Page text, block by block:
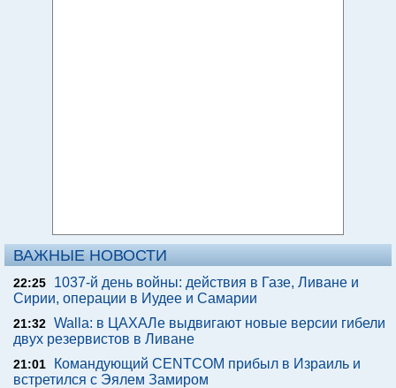
ВАЖНЫЕ НОВОСТИ
22:25
1037-й день войны: действия в Газе, Ливане и
Сирии, операции в Иудее и Самарии
21:32 Walla: в ЦАХАЛе выдвигают новые версии гибели
двух резервистов в Ливане
21:01
Командующий CENTCOM прибыл в Израиль и
встретился с Эялем Замиром